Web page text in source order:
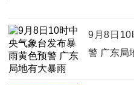
9月8日10
警 广东局